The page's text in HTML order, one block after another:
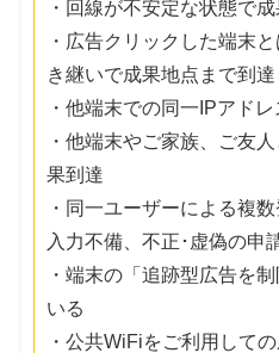
・回線が不安定な状態で
・広告クリックした端末
き継いで成果地点まで到達
・他端末での同一IPアド
・他端末やご家族、ご友
果到達
・同一ユーザーによる複
入力不備、不正･虚偽の申
・端末の「追跡型広告を
いる
・公共WiFiをご利用して